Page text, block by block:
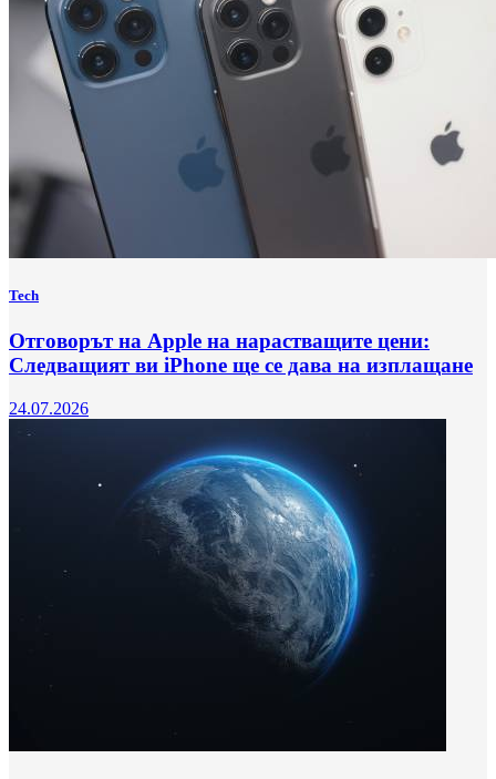
Tech
Отговорът на Apple на нарастващите цени:
Следващият ви iPhone ще се дава на изплащане
24.07.2026